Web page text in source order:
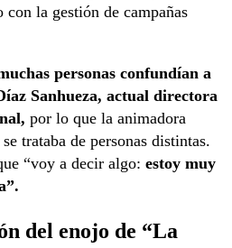
la gestión de campañas
personas confundían a
Sanhueza, actual directora
por lo que la animadora
trataba de personas distintas.
“voy a decir algo: estoy muy
del enojo de “La